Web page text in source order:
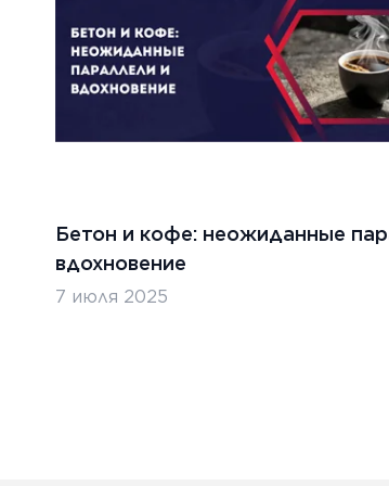
Бетон и кофе: неожиданные
вдохновение
7 июля 2025